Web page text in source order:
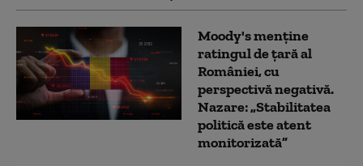
Moody's menține
ratingul de țară al
României, cu
perspectivă negativă.
Nazare: „Stabilitatea
politică este atent
monitorizată”